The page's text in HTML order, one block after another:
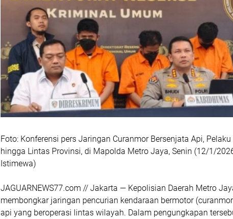
Foto: Konferensi pers Jaringan Curanmor Bersenjata Api, Pelaku
hingga Lintas Provinsi, di Mapolda Metro Jaya, Senin (12/1/
Istimewa)
JAGUARNEWS77.com // Jakarta — Kepolisian Daerah Metro
membongkar jaringan pencurian kendaraan bermotor
api yang beroperasi lintas wilayah. Dalam pengungkapan